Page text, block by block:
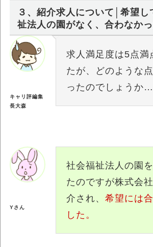
３、紹介求人について│希望し
祉法人の園がなく、合わなか
キャリ評編集
長大森
求人満足度は5点満
たが、どのような
ったのでしょうか…
社会福祉法人の園
たのですが株式会
介され、 希望には
した。
Yさん